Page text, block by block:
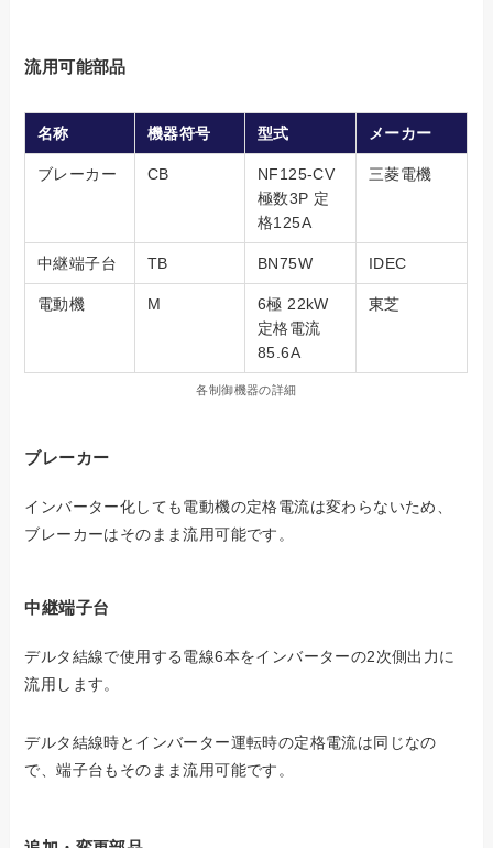
流用可能部品
名称 機器符号 型式 メーカー
ブレーカー CB
NF125-CV
極数3P 定
格125A
三菱電機
中継端子台 TB BN75W IDEC
電動機 M
6極 22kW
定格電流
85.6A
東芝
各制御機器の詳細
ブレーカー
インバーター化しても電動機の定格電流は変わらないため、
ブレーカーはそのまま流用可能です。
中継端子台
デルタ結線で使用する電線6本をインバーターの2次側出力に
流用します。
デルタ結線時とインバーター運転時の定格電流は同じなの
で、端子台もそのまま流用可能です。